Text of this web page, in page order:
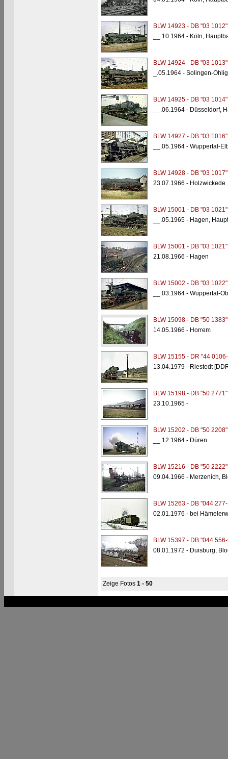
BLW 14923 - DB "03 1012"
__.10.1964 - Köln,
BLW 14924 - DB "03 1013"
_.05.1964 - Solingen-
BLW 14925 - DB "03 1014"
__.06.1964 - Düsseldorf,
BLW 14927 - DB "03 1016"
__.05.1964 - Wuppertal-
BLW 14928 - DB "03 1017"
23.07.1966 - Holzwickede
BLW 15001 - DB "03 1021"
__.05.1965 - Hagen,
BLW 15001 - DB "03 1021"
21.08.1966 - Hagen
BLW 15002 - DB "03 1022"
__.03.1964 - Wuppertal-
BLW 15098 - DB "50 1383"
14.05.1966 - Horrem
BLW 15155 - DR "44
13.04.1979 - Riestedt
BLW 15198 - DB "50 2771"
23.10.1965 -
BLW 15202 - DB "50 2208"
__.12.1964 - Düren
BLW 15216 - DB "50 2222"
09.04.1966 - Merzenich,
BLW 15263 - DB "044
02.01.1976 - bei
BLW 15397 - DB "044
08.01.1972 - Duisburg,
Zeige Fotos 1 - 50